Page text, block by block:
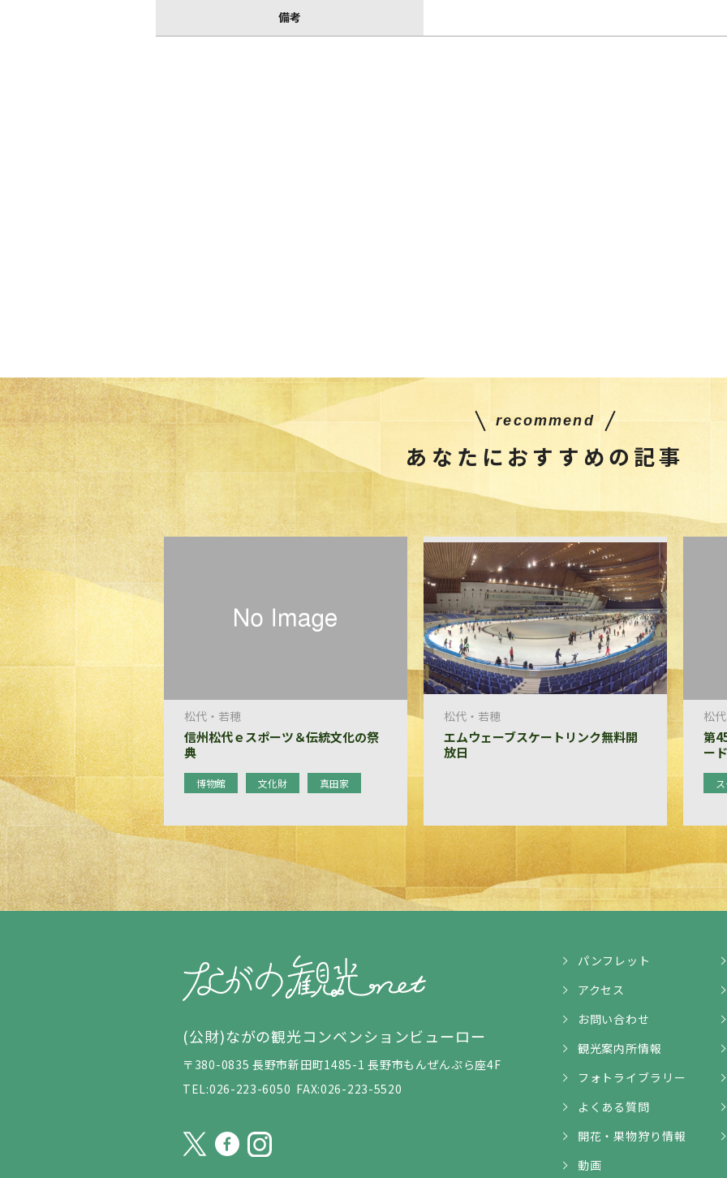
備考
recommend
あなたにおすすめの記事
松代・若穂
信州松代ｅスポーツ＆伝統文化の祭
典
博物館 文化財 真田家
松代・若穂
エムウェーブスケートリンク無料開
放日
松
第
ー
(公財)ながの観光コンベンションビューロー
〒380-0835 長野市新田町1485-1 長野市もんぜんぷら座4F
TEL:026-223-6050 FAX:026-223-5520
パンフレット
アクセス
お問い合わせ
観光案内所情報
フォトライブラリー
よくある質問
開花・果物狩り情報
動画